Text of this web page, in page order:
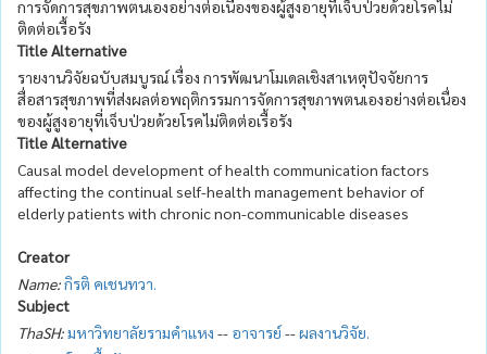
การจัดการสุขภาพตนเองอย่างต่อเนื่องของผู้สูงอายุที่เจ็บป่วยด้วยโรคไม่
ติดต่อเรื้อรัง
Title Alternative
รายงานวิจัยฉบับสมบูรณ์ เรื่อง การพัฒนาโมเดลเชิงสาเหตุปัจจัยการ
สื่อสารสุขภาพที่ส่งผลต่อพฤติกรรมการจัดการสุขภาพตนเองอย่างต่อเนื่อง
ของผู้สูงอายุที่เจ็บป่วยด้วยโรคไม่ติดต่อเรื้อรัง
Title Alternative
Causal model development of health communication factors
affecting the continual self-health management behavior of
elderly patients with chronic non-communicable diseases
Creator
Name:กิรติ คเชนทวา.
Subject
ThaSH:มหาวิทยาลัยรามคำแหง -- อาจารย์--ผลงานวิจัย.